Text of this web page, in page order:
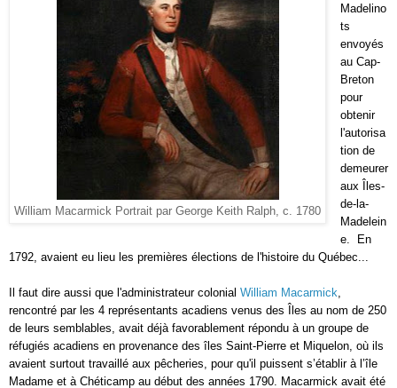
William Macarmick Portrait par George Keith Ralph, c. 1780
Madelino
ts
envoyés
au Cap-
Breton
pour
obtenir
l'autorisa
tion de
demeurer
aux Îles-
de-la-
Madelein
e. En
1792, avaient eu lieu les premières élections de l'histoire du Québec...
Il faut dire aussi que l'administrateur colonial Wi lliam Macarmick
rencontré par les 4 représentants acadiens venus des Îles au nom de 250
de leurs semblables, avait déjà favorablement répondu à un groupe de
réfugiés acadiens en provenance des îles Saint-Pierre et Miquelon, où ils
avaient surtout travaillé aux pêcheries, pour qu'il puissent s’établir à l’île
Madame et à Chéticamp au début des années 1790. Macarmick avait été